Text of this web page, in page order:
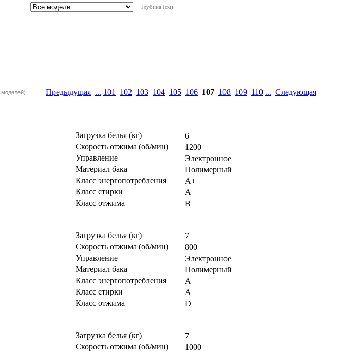
Глубина (см):
моделей) Предыдущая ... 101 102 103 104 105 106 107 108 109 110 ... Следующая
Загрузка белья (кг)
6
Скорость отжима (об/мин)
1200
Управление
Электронное
Материал бака
Полимерный
Класс энергопотребления
A+
Класс стирки
A
Класс отжима
B
Загрузка белья (кг)
7
Скорость отжима (об/мин)
800
Управление
Электронное
Материал бака
Полимерный
Класс энергопотребления
A
Класс стирки
A
Класс отжима
D
Загрузка белья (кг)
7
Скорость отжима (об/мин)
1000